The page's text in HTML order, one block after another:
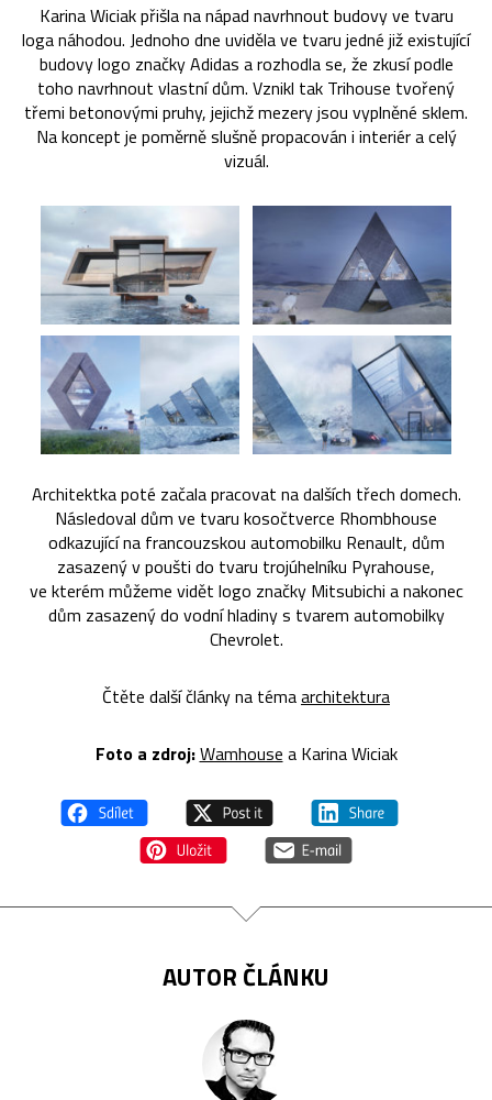
Karina Wiciak přišla na nápad navrhnout budovy ve tvaru
loga náhodou. Jednoho dne uviděla ve tvaru jedné již existující
budovy logo značky Adidas a rozhodla se, že zkusí podle
toho navrhnout vlastní dům. Vznikl tak Trihouse tvořený
třemi betonovými pruhy, jejichž mezery jsou vyplněné sklem.
Na koncept je poměrně slušně propacován i interiér a celý
vizuál.
Architektka poté začala pracovat na dalších třech domech.
Následoval dům ve tvaru kosočtverce Rhombhouse
odkazující na francouzskou automobilku Renault, dům
zasazený v poušti do tvaru trojúhelníku Pyrahouse,
ve kterém můžeme vidět logo značky Mitsubichi a nakonec
dům zasazený do vodní hladiny s tvarem automobilky
Chevrolet.
Čtěte další články na témaarchitektura
Foto a zdroj:Wamhouse a Karina Wiciak
AUTOR ČLÁNKU